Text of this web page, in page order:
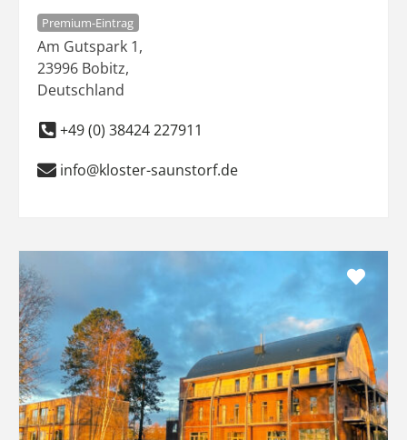
Premium-Eintrag
Am Gutspark 1,
23996 Bobitz,
Deutschland
+49 (0) 38424 227911
info@kloster-saunstorf.de